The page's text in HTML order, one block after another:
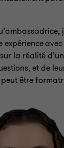
la réalité
et de
être